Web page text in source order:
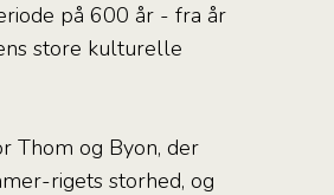
på 600 år - fra år
store kulturelle
Thom og Byon, der
rigets storhed, og